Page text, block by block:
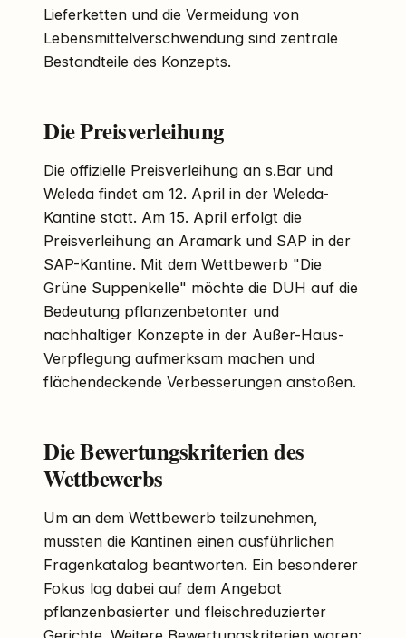
Lieferketten und die Vermeidung von
Lebensmittelverschwendung sind zentrale
Bestandteile des Konzepts.
Die Preisverleihung
Die offizielle Preisverleihung an s.Bar und
Weleda findet am 12. April in der Weleda-
Kantine statt. Am 15. April erfolgt die
Preisverleihung an Aramark und SAP in der
SAP-Kantine. Mit dem Wettbewerb "Die
Grüne Suppenkelle" möchte die DUH auf die
Bedeutung pflanzenbetonter und
nachhaltiger Konzepte in der Außer-Haus-
Verpflegung aufmerksam machen und
flächendeckende Verbesserungen anstoßen.
Die Bewertungskriterien des
Wettbewerbs
Um an dem Wettbewerb teilzunehmen,
mussten die Kantinen einen ausführlichen
Fragenkatalog beantworten. Ein besonderer
Fokus lag dabei auf dem Angebot
pflanzenbasierter und fleischreduzierter